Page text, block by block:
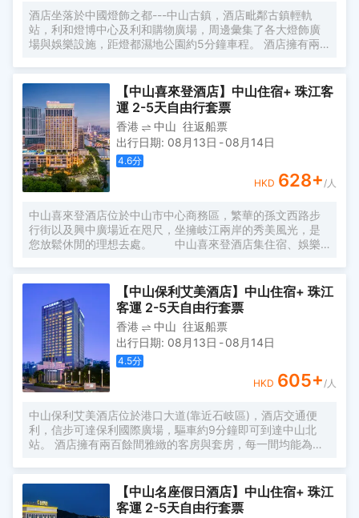
務。 中山國際酒店從開業至今，先後接待了加拿大夏博諾議
長、新加坡黃金輝總統等國際組織官員及數十位中外國家政
要和知名人士。酒店先後評為“國家旅遊行業高質量等級單
佳”、“首屆商務人士最喜愛的中國百家商務/度假酒店”……專
業的服務，備受肯定！
酒店坐落於中國燈飾之都---中山古鎮，酒店毗鄰古鎮輕軌
站，利和燈博中心及利和購物廣場，周邊彙集了各大燈飾廣
場與娛樂設施，距燈都濕地公園約5分鐘車程。 酒店擁有兩
和威斯汀酒店為賓客打造一個舒適放鬆的居所，幫助他們喚
醒自我並釋放旅行的倦意。酒店設計風格將燈都特色與威斯
汀健康活力元素完美融合。
【中山喜來登酒店】中山住宿+ 珠江客
運 2-5天自由行套票
香港 中山 往返船票
出行日期: 08月13日 -08月14日
4.6分
HKD 628+ /人
中山喜來登酒店位於中山市中心商務區，繁華的孫文西路步
行街以及興中廣場近在咫尺，坐擁岐江兩岸的秀美風光，是
您放鬆休閒的理想去處。 中山喜來登酒店集住宿、娛樂
潔的床褥、舒適的羽絨被、柔軟的枕頭-喜來登酒店獨有的甜
夢之床將為你帶來超凡的睡眠體驗。所有客房配有高速無線
上網、當地和國外精選電視頻道及24小時客房服務，將確保
您獲得舒適便利的住宿體驗。
【中山保利艾美酒店】中山住宿+ 珠江
客運 2-5天自由行套票
香港 中山 往返船票
出行日期: 08月13日 -08月14日
4.5分
HKD 605+ /人
中山保利艾美酒店位於港口大道(靠近石岐區)，酒店交通便
利，信步可達保利國際廣場，驅車約9分鐘即可到達中山北
站。 酒店擁有兩百餘間雅緻的客房與套房，每一間均能為您
【中山名座假日酒店】中山住宿+ 珠江
客運 2-5天自由行套票